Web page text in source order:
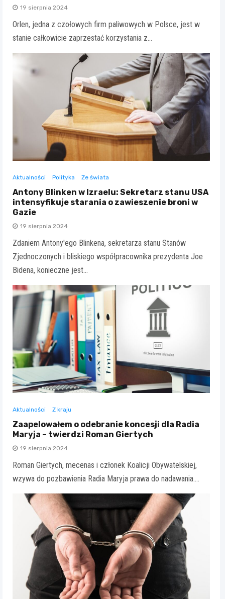
19 sierpnia 2024
Orlen, jedna z czołowych firm paliwowych w Polsce, jest w
stanie całkowicie zaprzestać korzystania z…
Aktualności Polityka Ze świata
Antony Blinken w Izraelu: Sekretarz stanu USA
intensyfikuje starania o zawieszenie broni w
Gazie
19 sierpnia 2024
Zdaniem Antony'ego Blinkena, sekretarza stanu Stanów
Zjednoczonych i bliskiego współpracownika prezydenta Joe
Bidena, konieczne jest…
Aktualności Z kraju
Zaapelowałem o odebranie koncesji dla Radia
Maryja – twierdzi Roman Giertych
19 sierpnia 2024
Roman Giertych, mecenas i członek Koalicji Obywatelskiej,
wzywa do pozbawienia Radia Maryja prawa do nadawania.…